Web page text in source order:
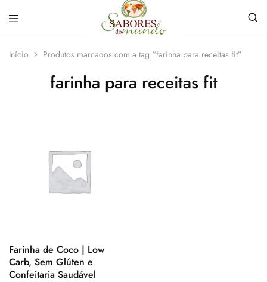
do
Mundo
loja
de
e
Especiarias
Início Produtos marcados com a tag “farinha para receitas fit”
farinha para receitas fit
Farinha de Coco | Low
Carb, Sem Glúten e
Confeitaria Saudável